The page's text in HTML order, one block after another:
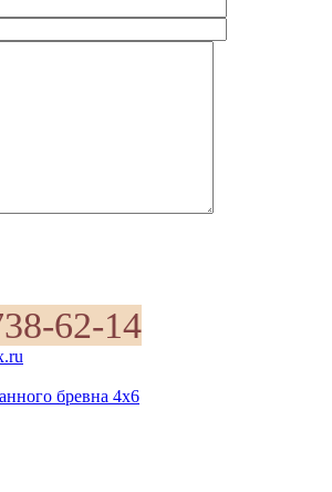
62-14
бревна 4х6